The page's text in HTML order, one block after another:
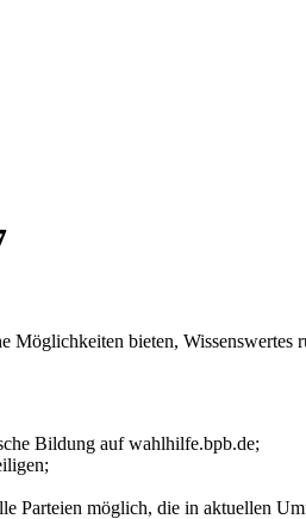
bieten,
Bildung auf wahlhilfe.bpb.de;
Parteien möglich, die in aktuellen